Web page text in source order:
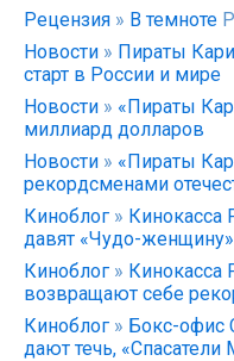
Рецензия » В темноте
Новости » Пираты
старт в России и мире
Новости » «Пираты
миллиард долларов
Новости » «Пираты
рекордсменами
Киноблог » Кинокасса
давят «Чудо-женщину»
Киноблог » Кинокасса
возвращают себе
Киноблог » Бокс-офис
дают течь, «Спасатели